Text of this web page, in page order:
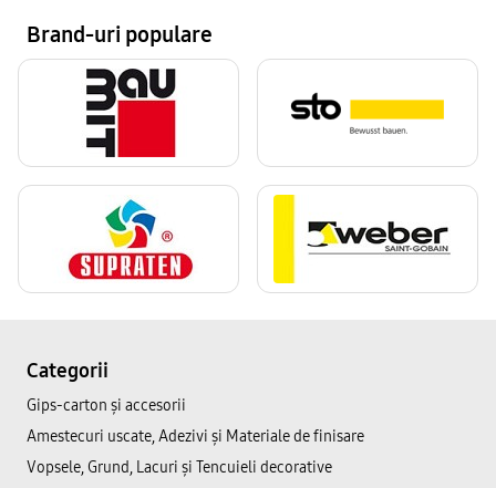
Brand-uri populare
Categorii
Gips-carton și accesorii
Amestecuri uscate, Adezivi şi Materiale de finisare
Vopsele, Grund, Lacuri și Tencuieli decorative